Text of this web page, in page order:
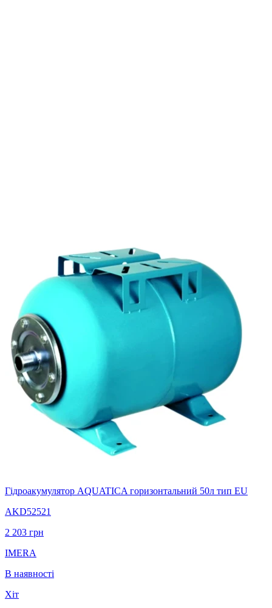
Гідроакумулятор AQUATICA горизонтальний 50л тип EU
AKD52521
2 203 грн
IMERA
В наявності
Хіт